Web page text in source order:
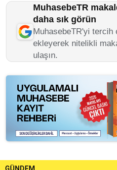
MuhasebeTR
daha sık görün
MuhasebeTR'yi
ekleyerek nitelikli
ulaşın.
GÜNDEM